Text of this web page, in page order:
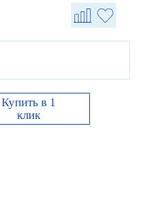
Купить в 1
клик